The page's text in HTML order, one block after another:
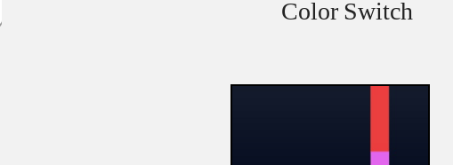
Color Switch